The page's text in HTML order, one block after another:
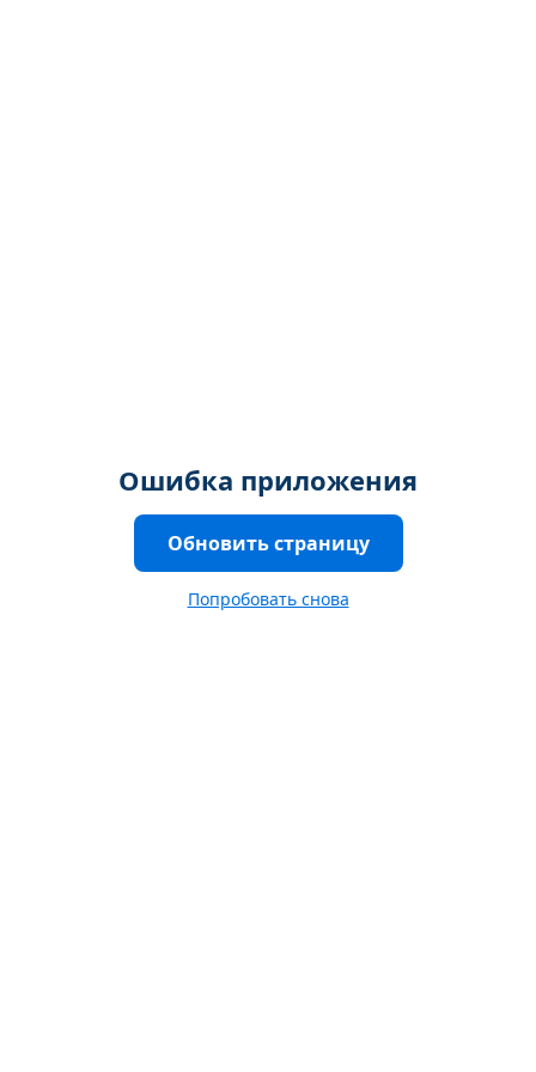
Ошибка приложения
Обновить страницу
Попробовать снова